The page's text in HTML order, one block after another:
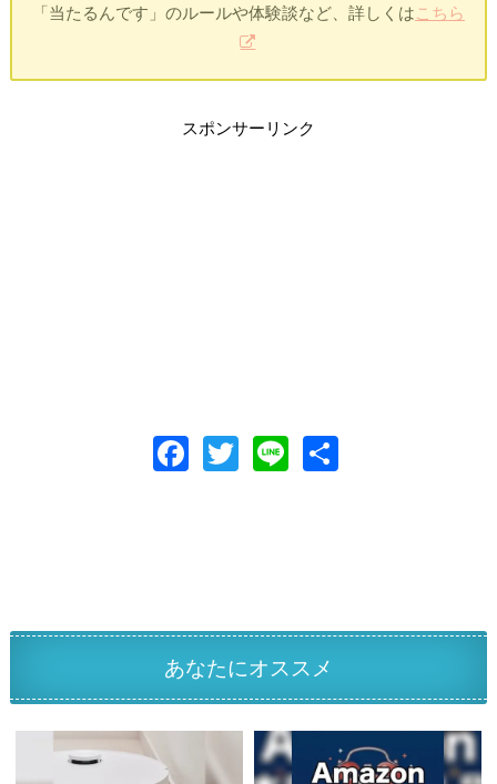
「当たるんです」のルールや体験談など、詳しくは こちら
スポンサーリンク
F
o
k
T
Li 共
あなたにオススメ